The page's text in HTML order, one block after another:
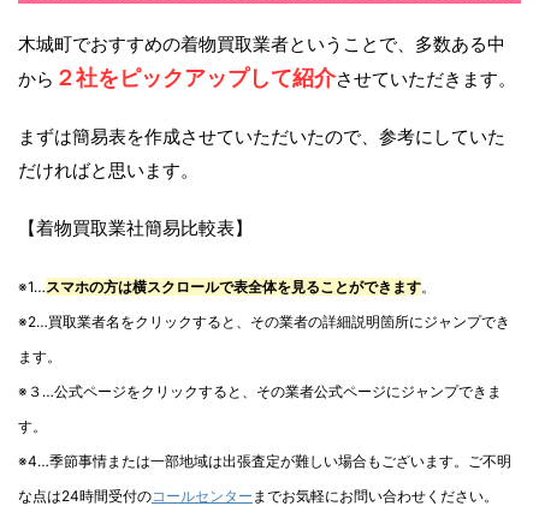
木城町でおすすめの着物買取業者ということで、多数ある中
から ２社をピックアップして紹介させていただきます。
まずは簡易表を作成させていただいたので、参考にしていた
だければと思います。
【着物買取業社簡易比較表】
※1… スマホの方は横スクロールで表全体を見ることができます。
※2…買取業者名をクリックすると、その業者の詳細説明箇所にジャンプでき
ます。
※３…公式ページをクリックすると、その業者公式ページにジャンプできま
す。
※4…季節事情または一部地域は出張査定が難しい場合もございます。ご不明
な点は24時間受付のコールセンター までお気軽にお問い合わせください。